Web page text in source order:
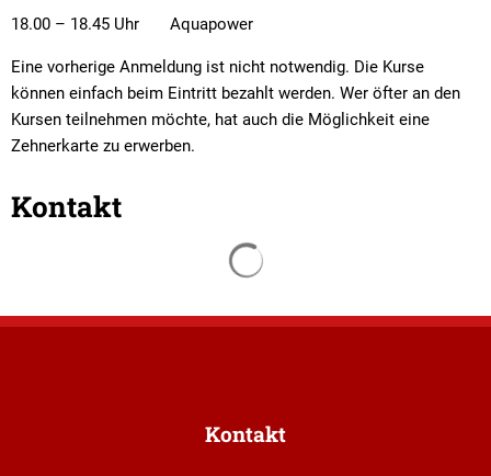
18.00 – 18.45 Uhr Aquapower
Eine vorherige Anmeldung ist nicht notwendig. Die Kurse
können einfach beim Eintritt bezahlt werden. Wer öfter an den
Kursen teilnehmen möchte, hat auch die Möglichkeit eine
Zehnerkarte zu erwerben.
Kontakt
Kontakt